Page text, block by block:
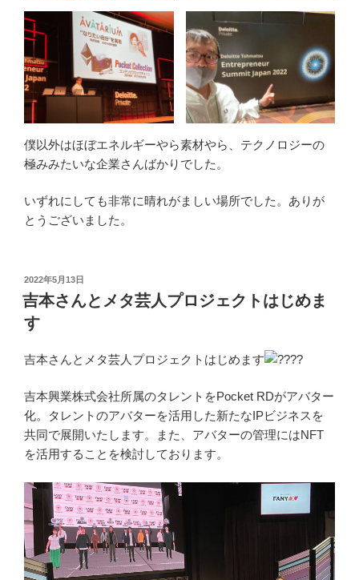
僕以外はほぼエネルギーやら素材やら、テクノロジーの
極みみたいな企業さんばかりでした。
いずれにしても非常に晴れがましい場所でした。ありが
とうございました。
投
稿
日:
2022年5月13日
吉本さんとメタ芸人プロジェクトはじめま
す
吉本さんとメタ芸人プロジェクトはじめます
吉本興業株式会社所属のタレントをPocket RDがアバター
化。タレントのアバターを活用した新たなIPビジネスを
共同で展開いたします。また、アバターの管理にはNFT
を活用することを検討しております。